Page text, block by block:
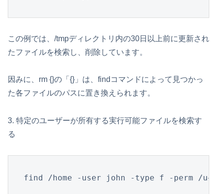
この例では、/tmpディレクトリ内の30日以上前に更新され
たファイルを検索し、削除しています。
因みに、rm {}の「{}」は、findコマンドによって見つかっ
た各ファイルのパスに置き換えられます。
3. 特定のユーザーが所有する実行可能ファイルを検索す
る
find /home -user john -type f -perm /u+x